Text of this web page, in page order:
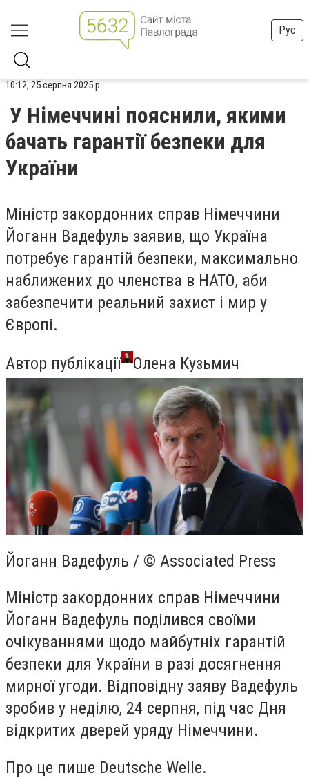
Рус
10:12, 25 серпня 2025 р.
У Німеччині пояснили, якими
бачать гарантії безпеки для
України
Міністр закордонних справ Німеччини
Йоганн Вадефуль заявив, що Україна
потребує гарантій безпеки, максимально
наближених до членства в НАТО, аби
забезпечити реальний захист і мир у
Європі.
Автор публікації
Олена Кузьмич
Йоганн Вадефуль / © Associated Press
Міністр закордонних справ Німеччини
Йоганн Вадефуль поділився своїми
очікуваннями щодо майбутніх гарантій
безпеки для України в разі досягнення
мирної угоди. Відповідну заяву Вадефуль
зробив у неділю, 24 серпня, під час Дня
відкритих дверей уряду Німеччини.
Про це пише Deutsche Welle.